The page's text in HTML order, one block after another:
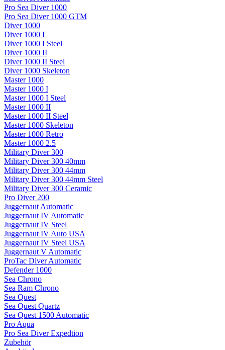
Pro Sea Diver 1000
Pro Sea Diver 1000 GTM
Diver 1000
Diver 1000 I
Diver 1000 I Steel
Diver 1000 II
Diver 1000 II Steel
Diver 1000 Skeleton
Master 1000
Master 1000 I
Master 1000 I Steel
Master 1000 II
Master 1000 II Steel
Master 1000 Skeleton
Master 1000 Retro
Master 1000 2.5
Military Diver 300
Military Diver 300 40mm
Military Diver 300 44mm
Military Diver 300 44mm Steel
Military Diver 300 Ceramic
Pro Diver 200
Juggernaut Automatic
Juggernaut IV Automatic
Juggernaut IV Steel
Juggernaut IV Auto USA
Juggernaut IV Steel USA
Juggernaut V Automatic
ProTac Diver Automatic
Defender 1000
Sea Chrono
Sea Ram Chrono
Sea Quest
Sea Quest Quartz
Sea Quest 1500 Automatic
Pro Aqua
Pro Sea Diver Expedtion
Zubehör